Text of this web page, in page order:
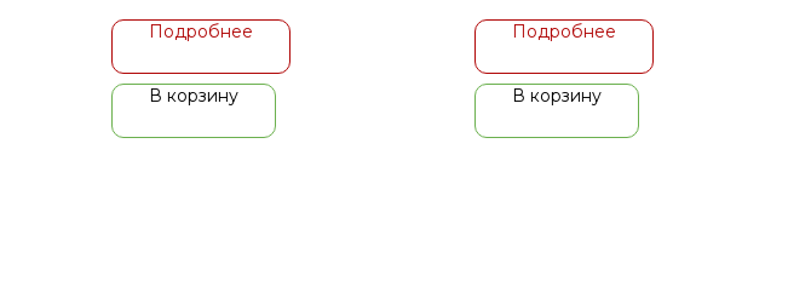
Подробнее
В корзину
Подробнее
В корзину